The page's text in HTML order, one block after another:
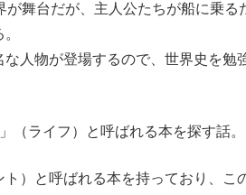
舞台だが、主人公たちが船に乗る
人物が登場するので、世界史を勉
（ライフ）と呼ばれる本を探す話。
）と呼ばれる本を持っており、こ